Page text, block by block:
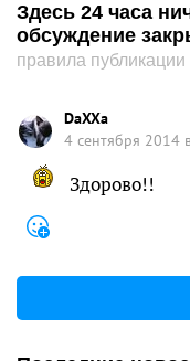
Здесь 24 часа
обсуждение
правила публикации
DaXXa
4 сентября 2014
Здорово!!